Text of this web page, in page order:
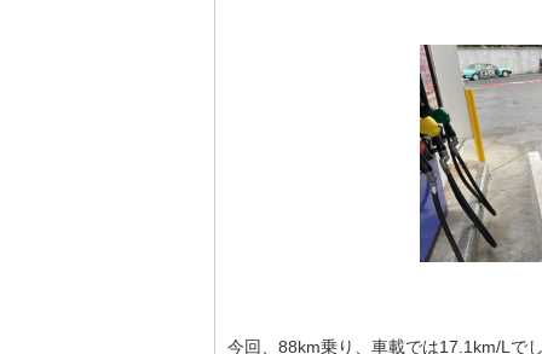
今回、88km乗り、車載では17.1km/Lで